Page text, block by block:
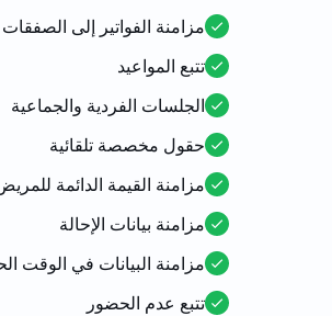
مزامنة الفواتير إلى الصفقات
تتبع المواعيد
الجلسات الفردية والجماعية
حقول مخصصة تلقائية
مزامنة القيمة الدائمة
مزامنة بيانات الإحالة
مزامنة البيانات في الوقت
تتبع عدم الحضور